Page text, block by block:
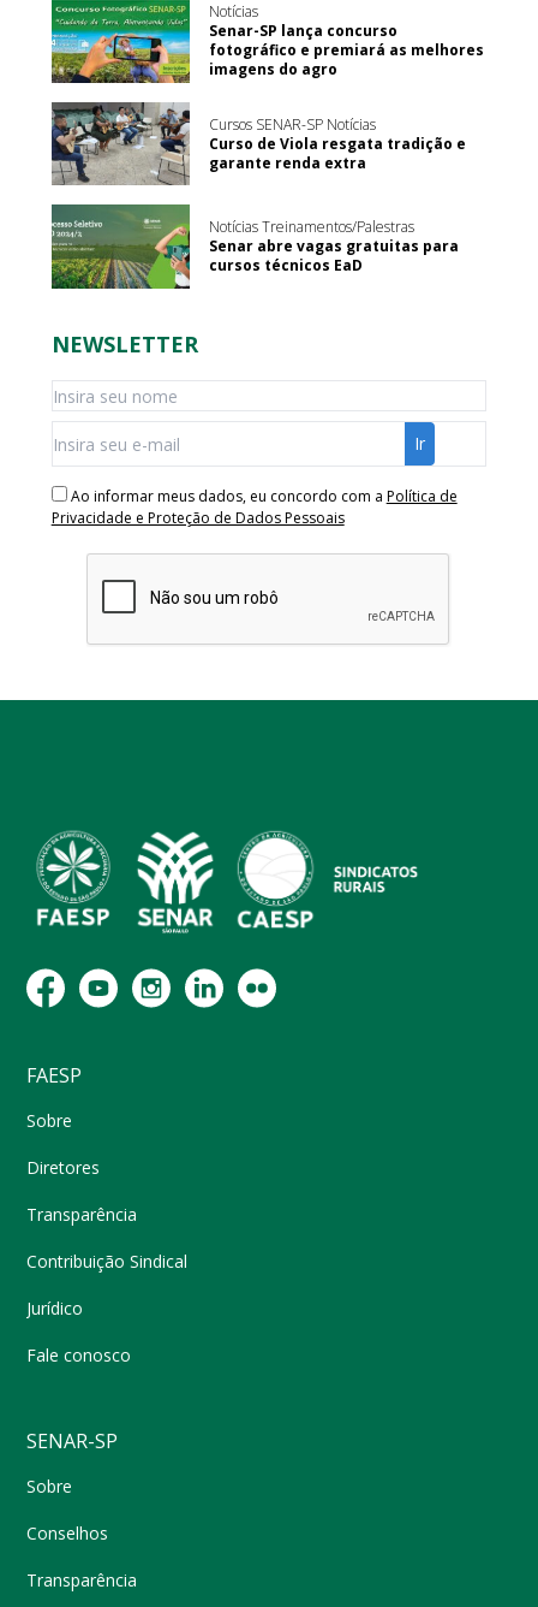
Notícias
Senar-SP lança concurso
fotográfico e premiará as melhores
imagens do agro
Cursos SENAR-SP Notícias
Curso de Viola resgata tradição e
garante renda extra
Notícias Treinamentos/Palestras
Senar abre vagas gratuitas para
cursos técnicos EaD
NEWSLETTER
Ao informar meus dados, eu concordo com a Política de
Privacidade e Proteção de Dados Pessoais
FAESP
Sobre
Diretores
Transparência
Contribuição Sindical
Jurídico
Fale conosco
SENAR-SP
Sobre
Conselhos
Transparência